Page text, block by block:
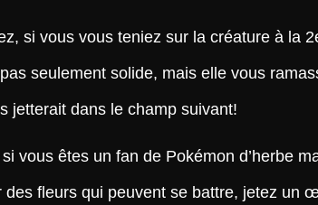
si vous vous teniez sur la créature à la
seulement solide, mais elle vous
jetterait dans le champ suivant!
vous êtes un fan de Pokémon d’herbe
des fleurs qui peuvent se battre, jetez un